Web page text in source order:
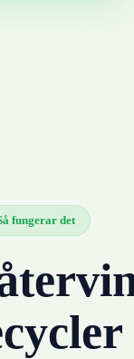
fungerar det